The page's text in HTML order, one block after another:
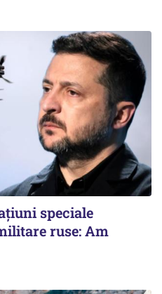
speciale
ruse: Am